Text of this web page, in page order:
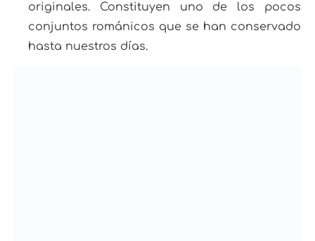
originales. Constituyen uno de los pocos
conjuntos románicos que se han conservado
hasta nuestros días.